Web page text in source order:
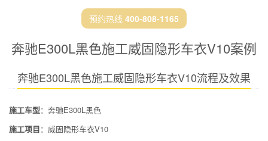
预约热线 400-808-1165
奔驰E300L黑色施工威固隐形车衣V10案例
奔驰E300L黑色施工威固隐形车衣V10流程及效果
施工车型：奔驰E300L黑色
施工项目：威固隐形车衣V10